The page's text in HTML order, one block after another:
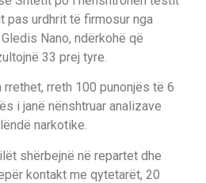
pas urdhrit të firmosur nga
Nano, ndërkohë që
33 prej tyre.
rreth 100 punonjës të 6
i janë nënshtruar analizave
narkotike.
shërbejnë në repartet dhe
kontakt me qytetarët, 20